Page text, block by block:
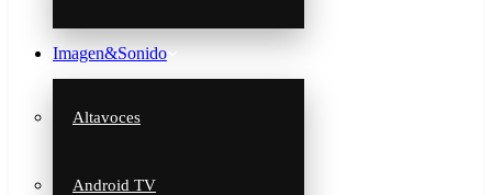
Imagen&Sonido
Altavoces
Android TV